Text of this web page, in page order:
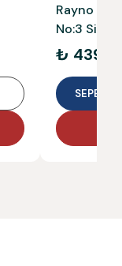
Rayno
No:3
₺
SEPETE